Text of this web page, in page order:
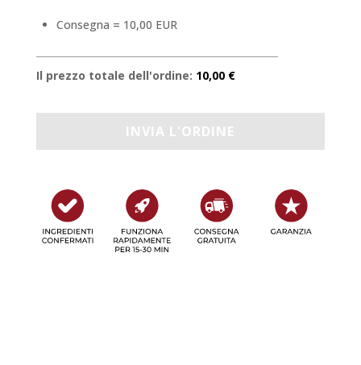
Consegna = 10,00 EUR
Il prezzo totale dell'ordine: 10,00 €